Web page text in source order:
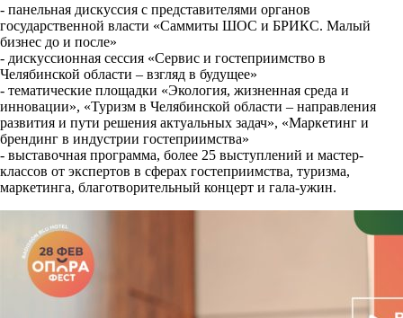
- панельная дискуссия с представителями органов
государственной власти «Саммиты ШОС и БРИКС. Малый
бизнес до и после»
- дискуссионная сессия «Сервис и гостеприимство в
Челябинской области – взгляд в будущее»
- тематические площадки «Экология, жизненная среда и
инновации», «Туризм в Челябинской области – направления
развития и пути решения актуальных задач», «Маркетинг и
брендинг в индустрии гостеприимства»
- выставочная программа, более 25 выступлений и мастер-
классов от экспертов в сферах гостеприимства, туризма,
маркетинга, благотворительный концерт и гала-ужин.